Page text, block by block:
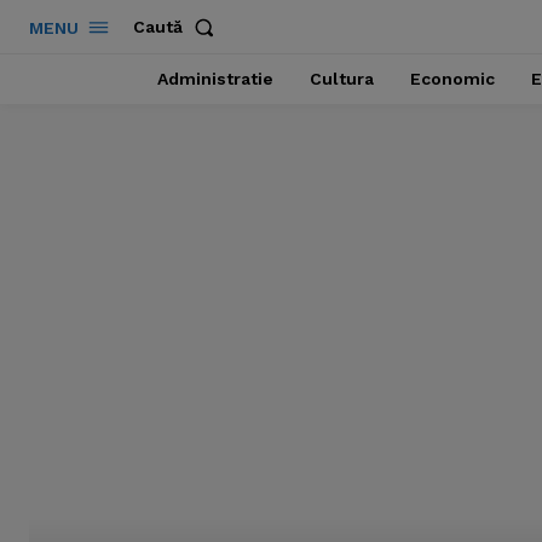
MENU Caută
Administratie Cultura Economic